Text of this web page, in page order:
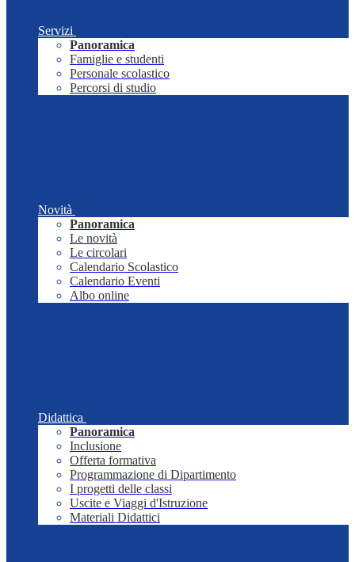
Servizi
Panoramica
Famiglie e studenti
Personale scolastico
Percorsi di studio
Novità
Panoramica
Le novità
Le circolari
Calendario Scolastico
Calendario Eventi
Albo online
Didattica
Panoramica
Inclusione
Offerta formativa
Programmazione di Dipartimento
I progetti delle classi
Uscite e Viaggi d'Istruzione
Materiali Didattici